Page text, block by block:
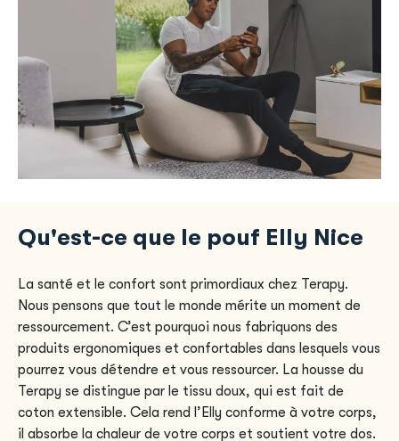
Qu'est-ce que le pouf Elly Nice
La santé et le confort sont primordiaux chez Terapy.
Nous pensons que tout le monde mérite un moment de
ressourcement. C’est pourquoi nous fabriquons des
produits ergonomiques et confortables dans lesquels vous
pourrez vous détendre et vous ressourcer. La housse du
Terapy se distingue par le tissu doux, qui est fait de
coton extensible. Cela rend l’Elly conforme à votre corps,
il absorbe la chaleur de votre corps et soutient votre dos.